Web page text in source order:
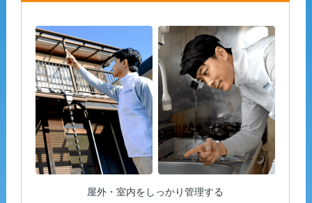
屋外・室内をしっかり管理する